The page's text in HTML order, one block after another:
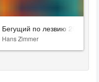
Бегущий по лезвию 2049
Hans Zimmer